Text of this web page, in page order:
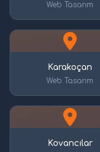
Web Tasarım
Karakoçan
Web Tasarım
Kovancılar